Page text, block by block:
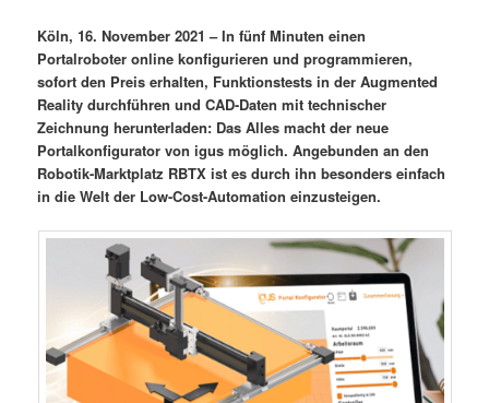
Köln, 16. November 2021 – In fünf Minuten einen
Portalroboter online konfigurieren und programmieren,
sofort den Preis erhalten, Funktionstests in der Augmented
Reality durchführen und CAD-Daten mit technischer
Zeichnung herunterladen: Das Alles macht der neue
Portalkonfigurator von igus möglich. Angebunden an den
Robotik-Marktplatz RBTX ist es durch ihn besonders einfach
in die Welt der Low-Cost-Automation einzusteigen.